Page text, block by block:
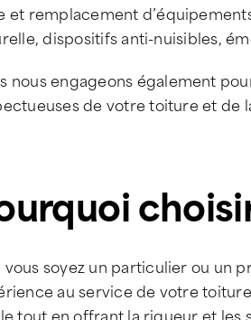
et remplacement
dispositifs anti-nuisibles,
nous engageons également
de votre toiture et de
vous soyez un particulier ou un
au service de votre
tout en offrant la rigueur et les